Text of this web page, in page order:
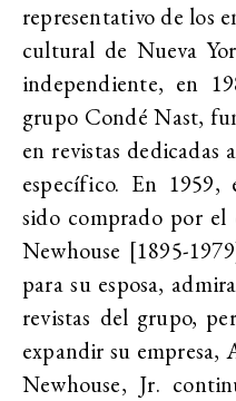
representativo de los
cultural de Nueva
independiente, en
grupo Condé Nast,
en revistas dedicadas
específico. En 1959,
sido comprado por el
Newhouse [1895-
para su esposa,
revistas del grupo,
expandir su empresa,
Newhouse, Jr.